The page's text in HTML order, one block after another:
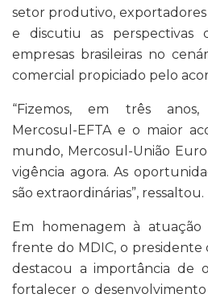
setor produtivo, exportadores
e discutiu as perspectivas
empresas brasileiras no
comercial propiciado pelo
“Fizemos, em três anos,
Mercosul-EFTA e o maior
mundo, Mercosul-União
vigência agora. As
são extraordinárias”, ressaltou.
Em homenagem à atuação
frente do MDIC, o presidente
destacou a importância de
fortalecer o desenvolvimento